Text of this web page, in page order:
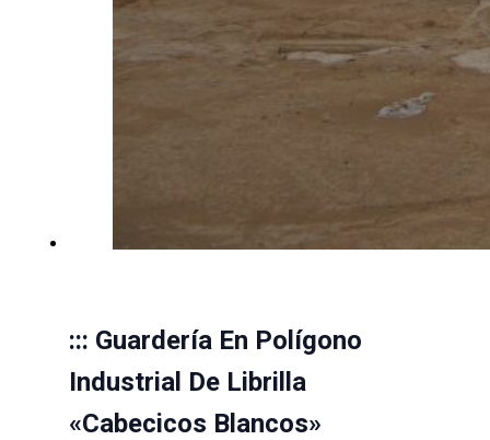
::: Guardería En Polígono
Industrial De Librilla
«Cabecicos Blancos»